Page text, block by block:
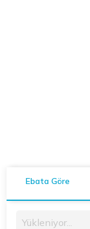
Ebata Göre
Yükleniyor...